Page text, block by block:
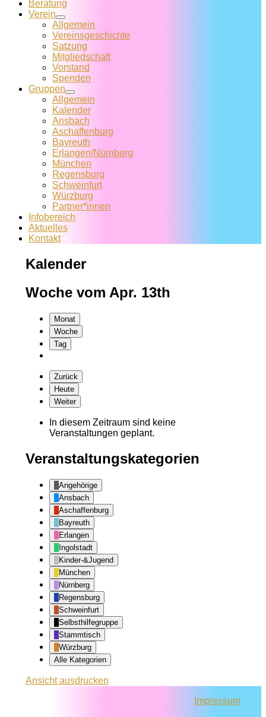
Beratung
Verein
Allgemein
Vereins­geschichte
Satzung
Mitglied­schaft
Vorstand
Spenden
Gruppen
Allgemein
Kalender
Ansbach
Aschaffenburg
Bayreuth
Erlangen/Nürnberg
München
Regensburg
Schweinfurt
Würzburg
Partner*innen
Infobereich
Aktuelles
Kontakt
Kalender
Woche vom Apr. 13th
Monat
Woche
Tag
Zurück
Heute
Weiter
In diesem Zeitraum sind keine
Veranstaltungen geplant.
Veranstaltungskategorien
Angehörige
Ansbach
Aschaffenburg
Bayreuth
Erlangen
Ingolstadt
Kinder-&Jugend
München
Nürnberg
Regensburg
Schweinfurt
Selbsthilfegruppe
Stammtisch
Würzburg
Alle Kategorien
Ansichtausdrucken
Impressum